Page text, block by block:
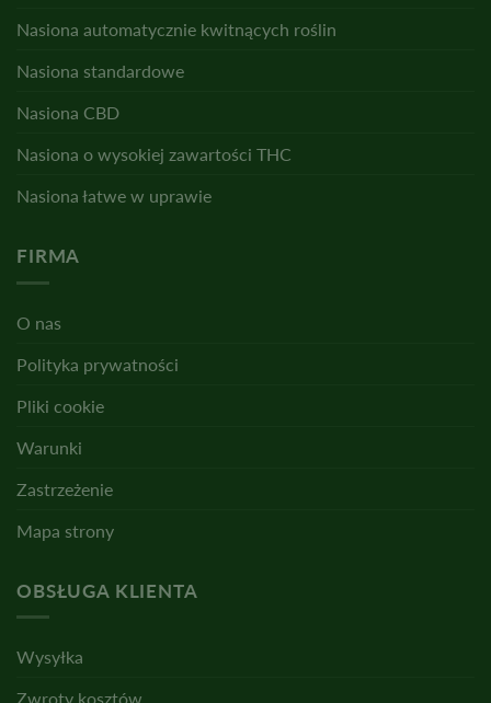
Nasiona automatycznie kwitnących roślin
Nasiona standardowe
Nasiona CBD
Nasiona o wysokiej zawartości THC
Nasiona łatwe w uprawie
FIRMA
O nas
Polityka prywatności
Pliki cookie
Warunki
Zastrzeżenie
Mapa strony
OBSŁUGA KLIENTA
Wysyłka
Zwroty kosztów